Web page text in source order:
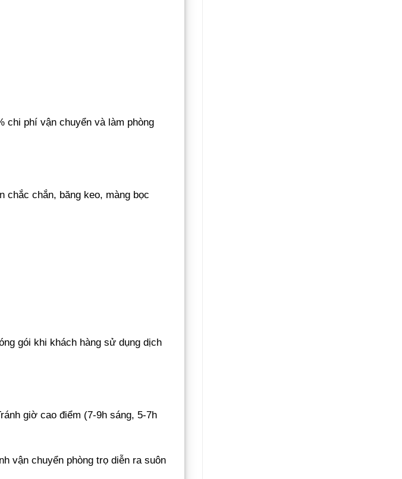
chi phí vận chuyển và làm phòng
chắc chắn, băng keo, màng bọc
gói khi khách hàng sử dụng dịch
giờ cao điểm (7-9h sáng, 5-7h
vận chuyển phòng trọ diễn ra suôn